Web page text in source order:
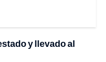
y llevado al